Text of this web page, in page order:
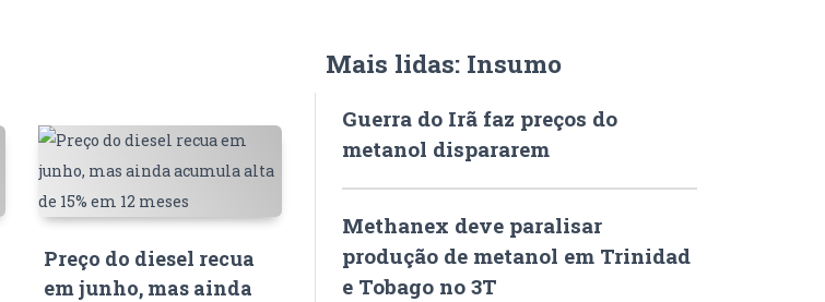
Preço do diesel recua
em junho, mas ainda
Mais lidas: Insumo
Guerra do Irã faz preços do
metanol dispararem
Methanex deve paralisar
produção de metanol em Trinidad
e Tobago no 3T